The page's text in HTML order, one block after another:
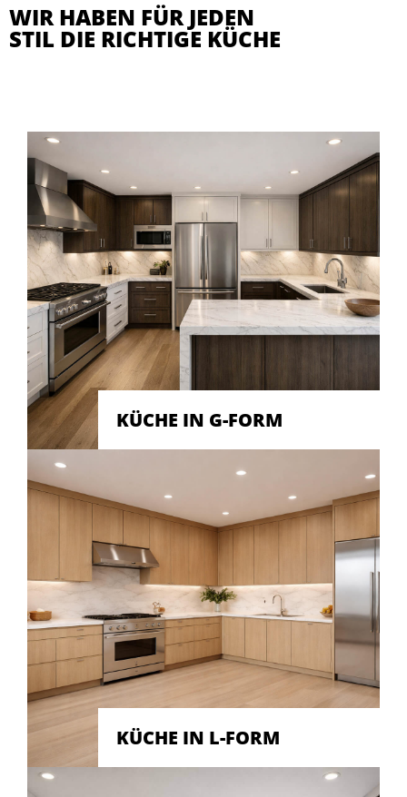
WIR HABEN FÜR JEDEN
STIL DIE RICHTIGE KÜCHE
KÜCHE IN G-FORM
KÜCHE IN L-FORM